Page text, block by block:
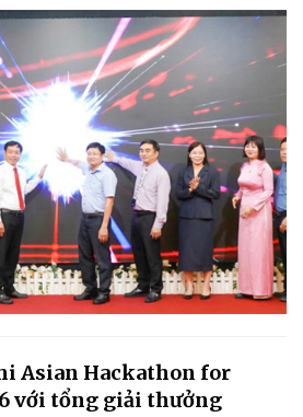
Asian Hackathon for
với tổng giải thưởng